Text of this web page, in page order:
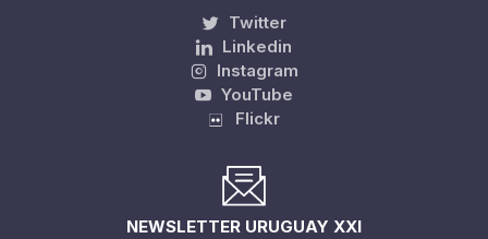
Twitter
Linkedin
Instagram
YouTube
Flickr
NEWSLETTER URUGUAY XXI